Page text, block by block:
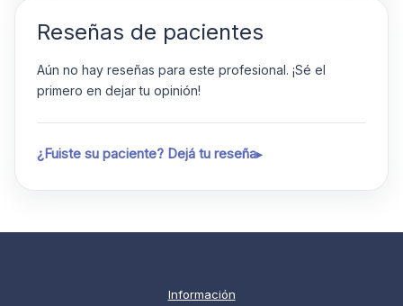
Reseñas de pacientes
Aún no hay reseñas para este profesional. ¡Sé el
primero en dejar tu opinión!
¿Fuiste su paciente? Dejá tu reseña
Información